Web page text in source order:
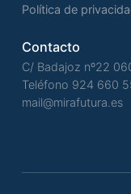
Política de
Contacto
C/ Badajoz nº22
Teléfono 924 660
mail@mirafutura.es